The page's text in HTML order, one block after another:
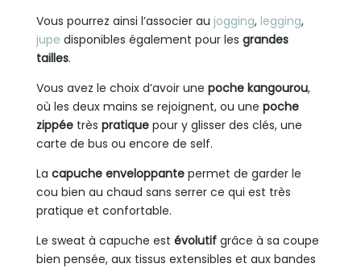
Vous pourrez ainsi l’associer au jogging, legging,
jupe disponibles également pour les grandes
tailles.
Vous avez le choix d’avoir une poche kangourou,
où les deux mains se rejoignent, ou une poche
zippéetrès pratiquepour y glisser des clés, une
carte de bus ou encore de self.
La capuche enveloppantepermet de garder le
cou bien au chaud sans serrer ce qui est très
pratique et confortable.
Le sweat à capuche est évolutifgrâce à sa coupe
bien pensée, aux tissus extensibles et aux bandes